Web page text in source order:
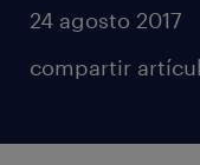
24 agosto 2017
compartir